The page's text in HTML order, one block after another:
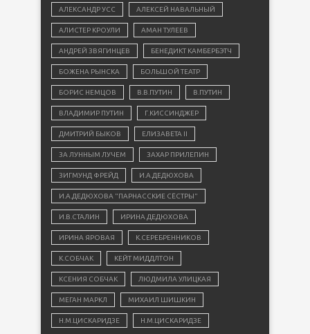
АЛЕКСАНДР УСС АЛЕКСЕЙ НАВАЛЬНЫЙ
АЛИСТЕР КРОУЛИ АМАН ТУЛЕЕВ
АНДРЕЙ ЗВЯГИНЦЕВ БЕНЕДИКТ КАМБЕРБЭТЧ
БОЖЕНА РЫНСКА БОЛЬШОЙ ТЕАТР
БОРИС НЕМЦОВ В.В.ПУТИН В.ПУТИН
ВЛАДИМИР ПУТИН Г.КИССИНДЖЕР
ДМИТРИЙ БЫКОВ ЕЛИЗАВЕТА II
ЗА ЛУННЫМ ЛУЧЕМ ЗАХАР ПРИЛЕПИН
ЗИГМУНД ФРЕЙД И.А.ДЕДЮХОВА
И.А.ДЕДЮХОВА "ПАРНАССКИЕ СЁСТРЫ"
И.В.СТАЛИН ИРИНА ДЕДЮХОВА
ИРИНА ЯРОВАЯ К.СЕРЕБРЕННИКОВ
К.СОБЧАК КЕЙТ МИДДЛТОН
КСЕНИЯ СОБЧАК ЛЮДМИЛА УЛИЦКАЯ
МЕГАН МАРКЛ МИХАИЛ ШИШКИН
Н.М.ЦИСКАРИДЗЕ Н.М.ЦИСКАРИДЗЕ